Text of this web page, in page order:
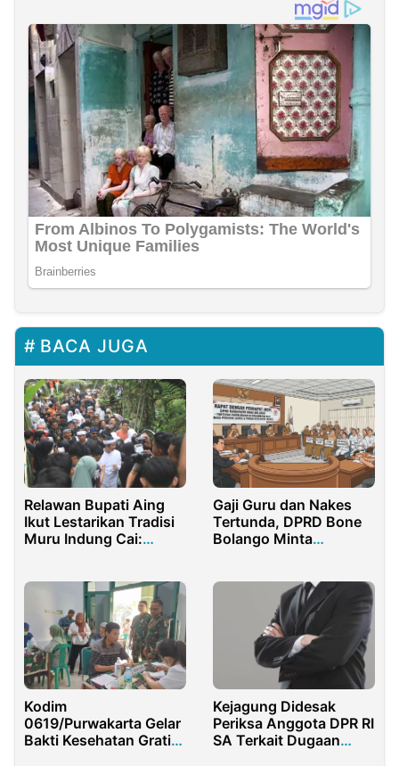
BACA JUGA
Relawan Bupati Aing
Ikut Lestarikan Tradisi
Muru Indung Cai:
Gaji Guru dan Nakes
Tertunda, DPRD Bone
Bolango Minta
Kodim
0619/Purwakarta Gelar
Bakti Kesehatan Gratis
Kejagung Didesak
Periksa Anggota DPR RI
SA Terkait Dugaan